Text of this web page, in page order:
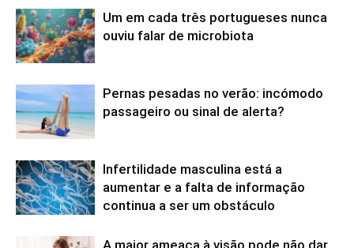
Um em cada três portugueses nunca
ouviu falar de microbiota
Pernas pesadas no verão: incómodo
passageiro ou sinal de alerta?
Infertilidade masculina está a
aumentar e a falta de informação
continua a ser um obstáculo